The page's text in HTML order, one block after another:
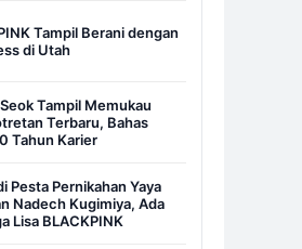
Tampil Berani dengan
di Utah
Tampil Memukau
Terbaru, Bahas
Tahun Karier
Pesta Pernikahan Yaya
Nadech Kugimiya, Ada
Lisa BLACKPINK